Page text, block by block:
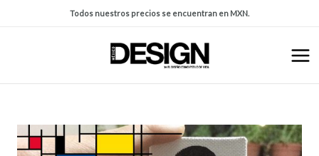
Todos nuestros precios se encuentran en MXN.